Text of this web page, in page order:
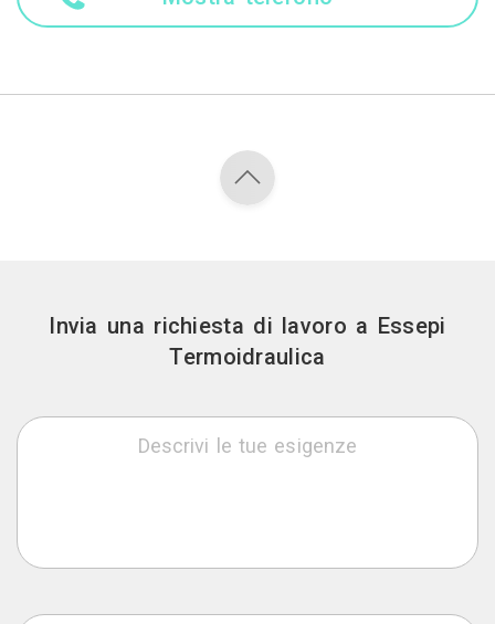
Invia una richiesta di lavoro a Essepi
Termoidraulica